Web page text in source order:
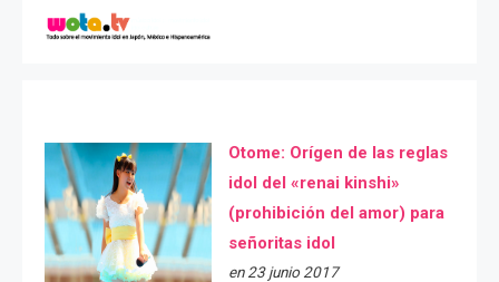
Otome: Orígen de las reglas
idol del «renai kinshi»
(prohibición del amor) para
señoritas idol
en 23 junio 2017